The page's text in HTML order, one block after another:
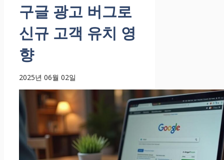
구글 광고 버그로
신규 고객 유치 영
향
2025년 06월 02일